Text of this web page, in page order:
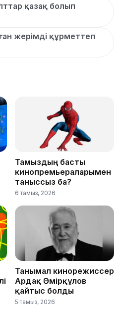
қазақ болып
жерімді құрметтеп
Тамыздың басты
кинопремьераларымен
таныссыз ба?
6 тамыз, 2026
Танымал кинорежиссер
Ардақ Әмірқұлов
қайтыс болды
5 тамыз, 2026